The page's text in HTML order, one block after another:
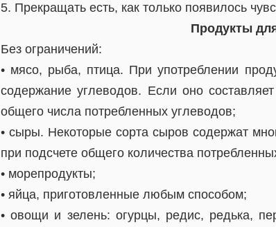
5. Прекращать есть, как только появилось
Продукты
Без ограничений:
• мясо, рыба, птица. При употреблении
содержание углеводов. Если оно
общего числа потребленных углеводов;
• сыры. Некоторые сорта сыров содержат
при подсчете общего количества
• морепродукты;
• яйца, приготовленные любым способом;
• овощи и зелень: огурцы, редис, редька,